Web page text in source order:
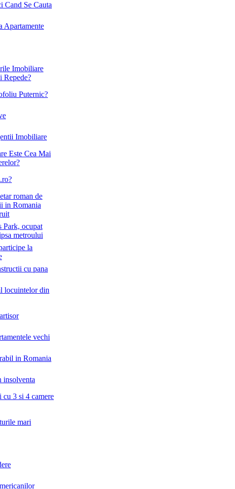
Cand Se Cauta
Apartamente
Imobiliare
Repede?
Puternic?
Imobiliare
Este Cea Mai
roman de
in Romania
Park, ocupat
metroului
la
cu pana
locuintelor din
vechi
in Romania
insolventa
cu 3 si 4 camere
mari